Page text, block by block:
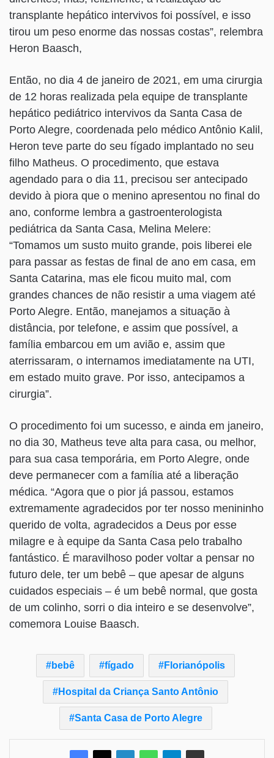
transplante hepático intervivos foi possível, e isso
tirou um peso enorme das nossas costas”, relembra
Heron Baasch,
Então, no dia 4 de janeiro de 2021, em uma cirurgia
de 12 horas realizada pela equipe de transplante
hepático pediátrico intervivos da Santa Casa de
Porto Alegre, coordenada pelo médico Antônio Kalil,
Heron teve parte do seu fígado implantado no seu
filho Matheus. O procedimento, que estava
agendado para o dia 11, precisou ser antecipado
devido à piora que o menino apresentou no final do
ano, conforme lembra a gastroenterologista
pediátrica da Santa Casa, Melina Melere:
“Tomamos um susto muito grande, pois liberei ele
para passar as festas de final de ano em casa, em
Santa Catarina, mas ele ficou muito mal, com
grandes chances de não resistir a uma viagem até
Porto Alegre. Então, manejamos a situação à
distância, por telefone, e assim que possível, a
família embarcou em um avião e, assim que
aterrissaram, o internamos imediatamente na UTI,
em estado muito grave. Por isso, antecipamos a
cirurgia”.
O procedimento foi um sucesso, e ainda em janeiro,
no dia 30, Matheus teve alta para casa, ou melhor,
para sua casa temporária, em Porto Alegre, onde
deve permanecer com a família até a liberação
médica. “Agora que o pior já passou, estamos
extremamente agradecidos por ter nosso menininho
querido de volta, agradecidos a Deus por esse
milagre e à equipe da Santa Casa pelo trabalho
fantástico. É maravilhoso poder voltar a pensar no
futuro dele, ter um bebê – que apesar de alguns
cuidados especiais – é um bebê normal, que gosta
de um colinho, sorri o dia inteiro e se desenvolve”,
comemora Louise Baasch.
bebê fígado Florianópolis
Hospital da Criança Santo Antônio
Santa Casa de Porto Alegre